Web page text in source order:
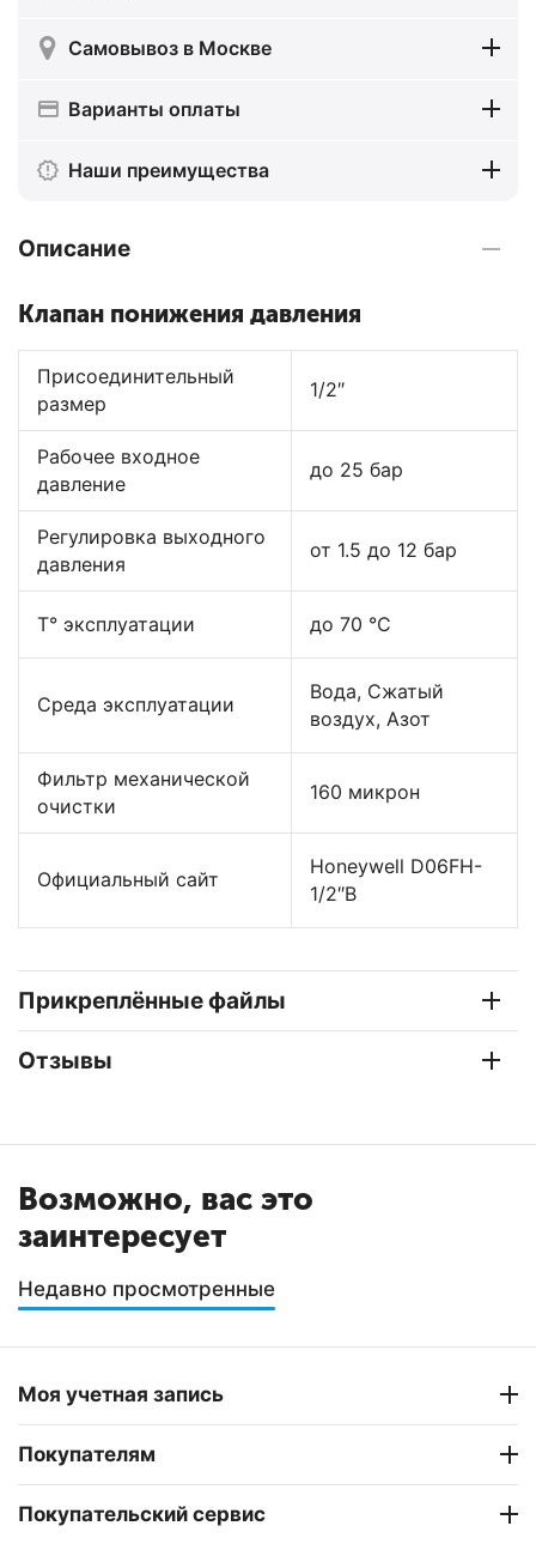
Самовывоз в Москве
Варианты оплаты
Наши преимущества
Описание
Клапан понижения давления
Присоединительный
размер
1/2″
Рабочее входное
давление
до 25 бар
Регулировка выходного
давления
от 1.5 до 12 бар
Т° эксплуатации до 70 °C
Среда эксплуатации
Вода, Сжатый
воздух, Азот
Фильтр механической
очистки
160 микрон
Официальный сайт
Honeywell D06FH-
1/2″B
Прикреплённые файлы
Отзывы
Возможно, вас это
заинтересует
Недавно просмотренные
Моя учетная запись
Покупателям
Покупательский сервис